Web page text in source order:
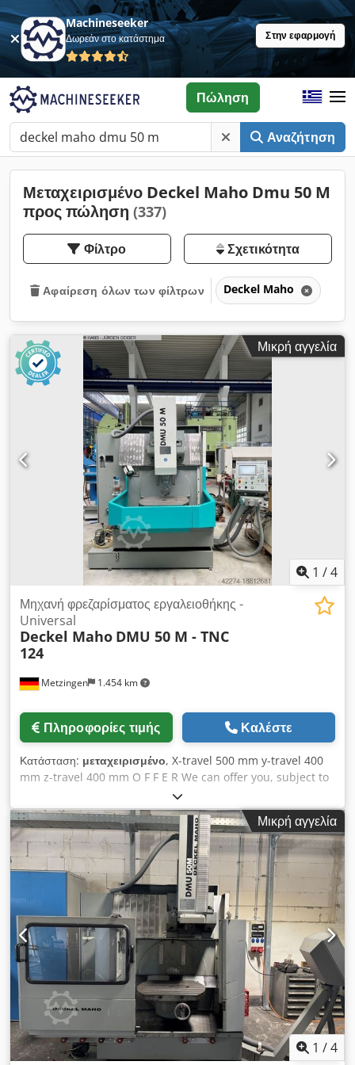
Machineseeker
Δωρεάν στο κατάστημα Στην εφαρμογή
Αναζήτηση
Πώληση
Μεταχειρισμένο Deckel Maho Dmu 50 M
προς πώληση (337)
Φίλτρο Σχετικότητα
Αφαίρεση όλων των φίλτρων Deckel Maho
Μικρή αγγελία
1 /4
Metzingen 1.454 km
Μηχανή φρεζαρίσματος εργαλειοθήκης -
Universal
Deckel Maho DMU 50 M - TNC
124
Πληροφορίες τιμής Καλέστε
Κατάσταση: μεταχειρισμένο, X-travel 500 mm y-travel 400
mm z-travel 400 mm O F F E R We can offer you, subject to
prior sale and errors excepted, ex stock and without
obligation: DECKEL MAHO CNC Universal Milling Machine
Model: DMU 50 M Year of manufacture: 1998 _____ Working
area: Longitudinal travel X-axis 500 mm Vertical travel Z-
axis 400 mm Dsdjv Td Eljpfx Aahsck Cross travel Y-axis 400
mm C-axis – Table rotation, manual 360 ° B-axis – Table
swivel, manual ° Table surface Ø 700 x 500 mm Swivel
range of the table ° Table rotation capability 360 ° Max.
workpiece weight 200 kg Distance between table and
spindle approx. 550 mm Overhang between machine and
spindle min./max. 2 - 6 mm Tool holder SK 40 Spindle
speeds steplessly programmable 20 – 4,500 rpm Feed
rates / rapid traverse max. 5,000 mm/min AC main drive
0%/40% duty cycle approx. 9 / 13 kW Total connected load
approx. 15 kW - 400 V - 50 Hz Weight approx. 3,000 kg
Accessories / Special equipment • 3-axis path control
HEIDENHAIN TNC 124 with screen and direct input of all
Μικρή αγγελία
1 /4